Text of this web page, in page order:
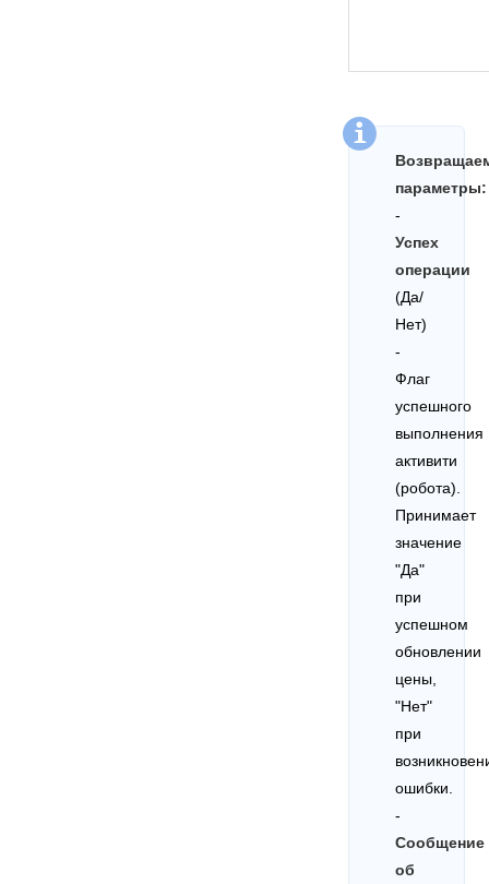
параметры:
-
Успех
операции
(Да/
Нет)
-
Флаг
успешного
выполнения
активити
(робота).
Принимает
значение
"Да"
при
успешном
обновлении
цены,
"Нет"
при
ошибки.
-
Сообщение
об